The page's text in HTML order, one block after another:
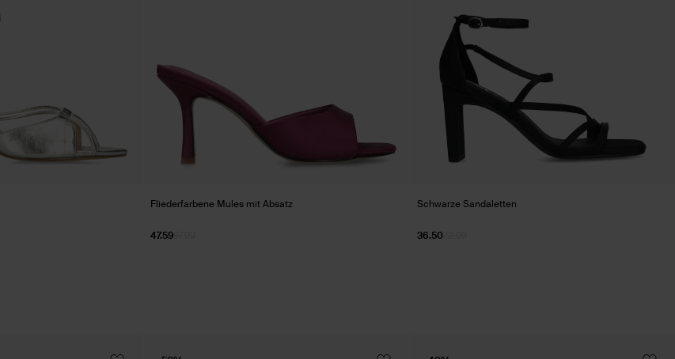
Fliederfarbene Mules mit Absatz
47.59
Schwarze Sandaletten
72.99
36.50